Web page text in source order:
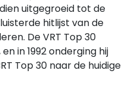
uitgegroeid tot de
hitlijst van de
De VRT Top 30
in 1992 onderging hij
Top 30 naar de huidige